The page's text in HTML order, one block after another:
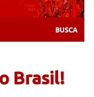
Brasil!